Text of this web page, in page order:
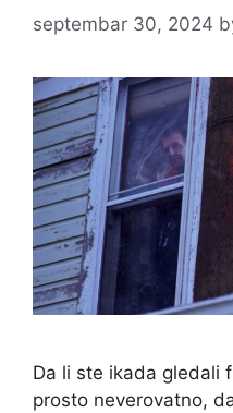
septembar 30, 2024
Da li ste ikada gledali
prosto neverovatno,